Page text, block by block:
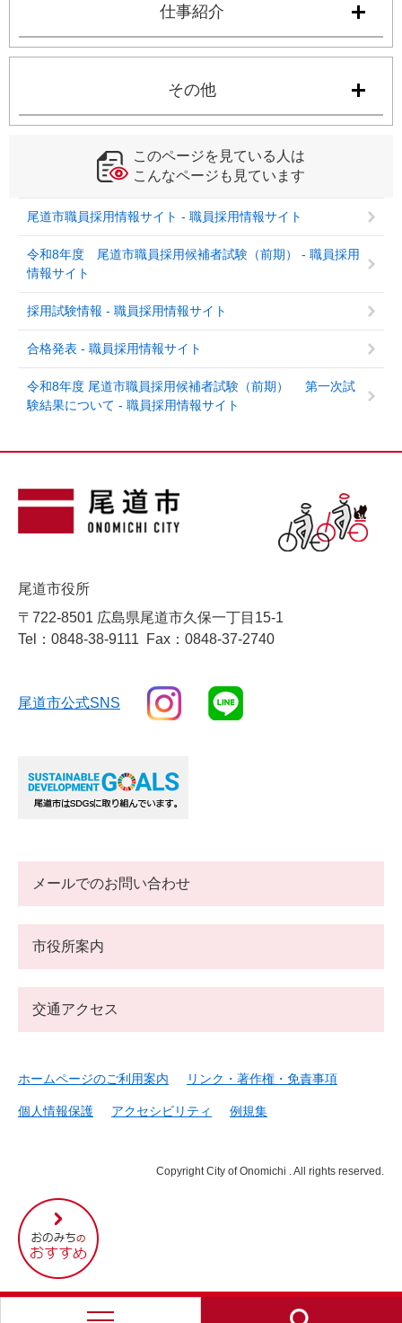
仕事紹介
その他
このページを見ている人は
こんなページも見ています
尾道市職員採用情報サイト - 職員採用情報サイト
令和8年度 尾道市職員採用候補者試験（前期） - 職員採用
情報サイト
採用試験情報 - 職員採用情報サイト
合格発表 - 職員採用情報サイト
令和8年度 尾道市職員採用候補者試験（前期） 第一次試
験結果について - 職員採用情報サイト
尾
道
市
の
す
尾道市役所
〒722-8501 広島県尾道市久保一丁目15-1
Tel：0848-38-9111
Fax：0848-37-2740
尾道市公式SNS
メールでのお問い合わせ
市役所案内
交通アクセス
ホームページのご利用案内 リンク・著作権・免責事項
個人情報保護 アクセシビリティ 例規集
Copyright City of Onomichi . All rights reserved.